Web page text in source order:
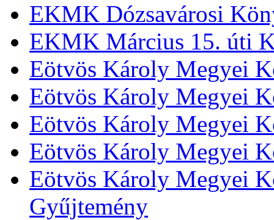
EKMK Dózsavárosi
EKMK Március 15. úti
Eötvös Károly Megyei
Eötvös Károly Megyei
Eötvös Károly Megyei
Eötvös Károly Megyei
Eötvös Károly Megyei
Gyűjtemény